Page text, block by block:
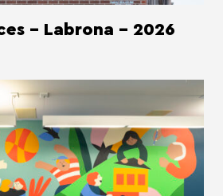
- Labrona - 2026